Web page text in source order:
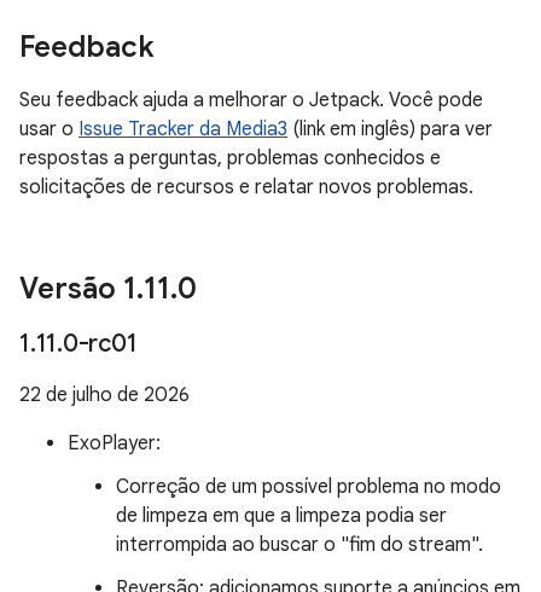
Feedback
Seu feedback ajuda a melhorar o Jetpack. Você pode
usar o Issue Tracker da Media3 (link em inglês) para ver
respostas a perguntas, problemas conhecidos e
solicitações de recursos e relatar novos problemas.
Versão 1.11.0
1.11.0-rc01
22 de julho de 2026
ExoPlayer:
Correção de um possível problema no modo
de limpeza em que a limpeza podia ser
interrompida ao buscar o "fim do stream".